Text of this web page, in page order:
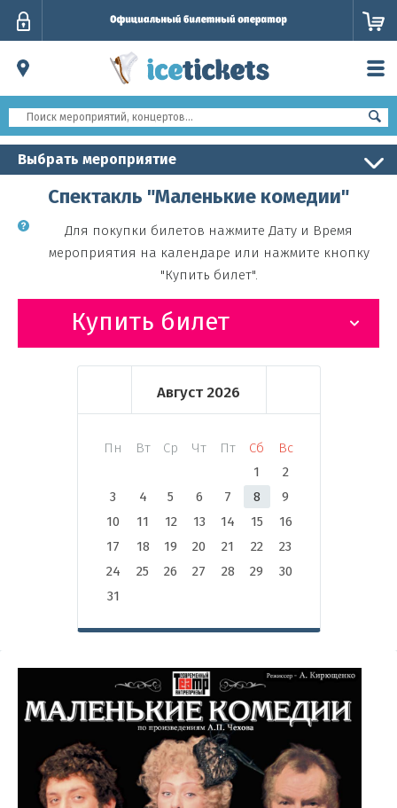
Выбрать мероприятие
Спектакль "Маленькие комедии"
Для покупки билетов нажмите Дату и Время
мероприятия на календаре или нажмите кнопку
"Купить билет".
Купить билет
Август 2026
Пн Вт Ср Чт Пт Сб
Вс
1
2
3
4 5 6 7 8
9
10
11 12 13 14 15
16
17
18 19 20 21 22
23
24
25 26 27 28 29
30
31